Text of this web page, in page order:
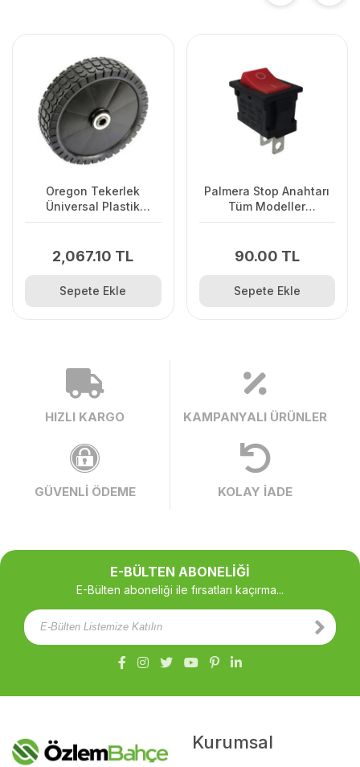
Oregon Tekerlek
Üniversal Plastik
2,067.10 TL
Sepete Ekle
Palmera Stop Anahtarı
Tüm Modeller
90.00 TL
Sepete Ekle
HIZLI KARGO KAMPANYALI ÜRÜNLER
GÜVENLİ ÖDEME KOLAY İADE
E-BÜLTEN ABONELİĞİ
E-Bülten aboneliği ile fırsatları kaçırma...
Kurumsal